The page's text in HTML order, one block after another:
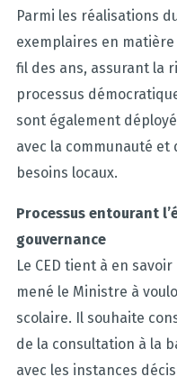
Parmi les réalisations
exemplaires en
fil des ans, assurant la
processus
sont également
avec la communauté et
besoins locaux.
Processus entourant
gouvernance
Le CED tient à en
mené le Ministre à
scolaire. Il souhaite
de la consultation à la
avec les instances